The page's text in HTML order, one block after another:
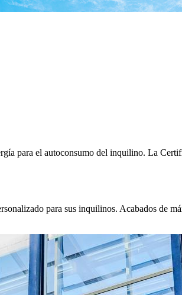
para el autoconsumo del inquilino. La
para sus inquilinos. Acabados de